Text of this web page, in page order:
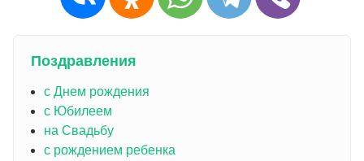
Поздравления
с Днем рождения
с Юбилеем
на Свадьбу
с рождением ребенка